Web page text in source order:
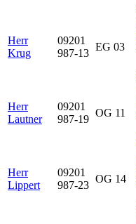
Herr
Krug
09201
987-13
EG 03
Herr
Lautner
09201
987-19
OG 11
Herr
Lippert
09201
987-23
OG 14